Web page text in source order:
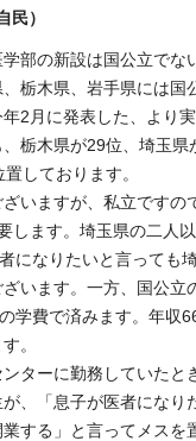
民）
部の新設は国公立でな
栃木県、岩手県には国
2月に発表した、より
栃木県が29位、埼玉県
しております。
いますが、私立ですの
します。埼玉県の二人
になりたいと言っても
います。一方、国公立
学費で済みます。年収
。
ターに勤務していたと
、「息子が医者になり
する」と言ってメスを